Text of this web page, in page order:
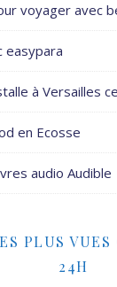
voyager avec
easypara
à Versailles
en Ecosse
audio Audible
PLUS VUES
24H